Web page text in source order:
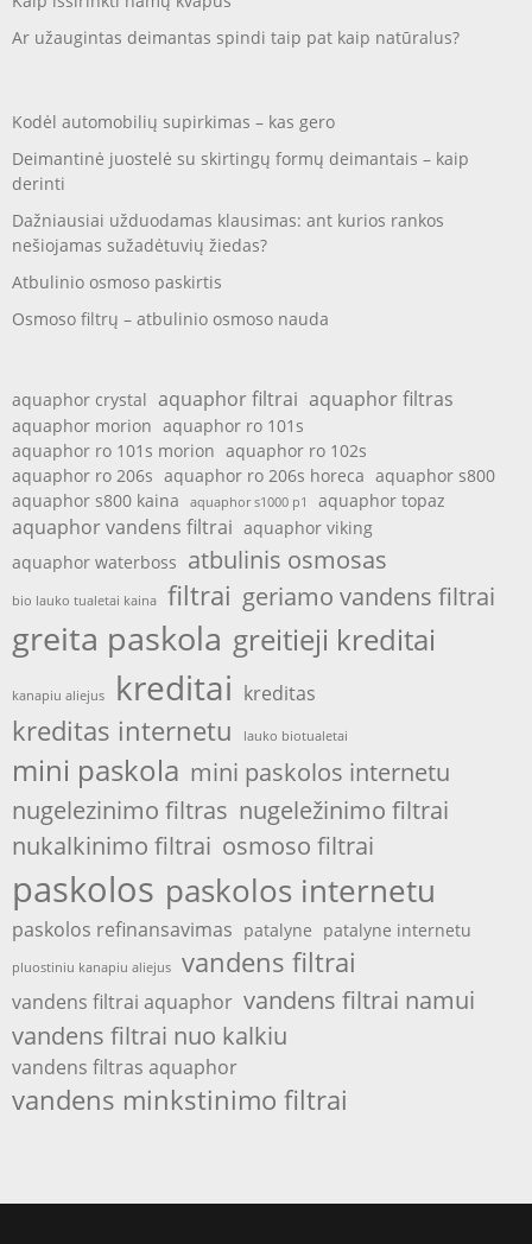
Ar užaugintas deimantas spindi taip pat kaip natūralus?
Kodėl automobilių supirkimas – kas gero
Deimantinė juostelė su skirtingų formų deimantais – kaip
derinti
Dažniausiai užduodamas klausimas: ant kurios rankos
nešiojamas sužadėtuvių žiedas?
Atbulinio osmoso paskirtis
Osmoso filtrų – atbulinio osmoso nauda
aquaphor crystal aquaphor filtrai aquaphor filtras
aquaphor morion aquaphor ro 101s
aquaphor ro 101s morion aquaphor ro 102s
aquaphor ro 206s aquaphor ro 206s horeca aquaphor s800
aquaphor s800 kaina
aquaphor s1000 p1 aquaphor topaz
aquaphor vandens filtrai aquaphor viking
aquaphor waterboss atbulinis osmosas
bio lauko tualetai kaina filtrai geriamo vandens filtrai
greita paskola greitieji kreditai
kanapiu aliejus kreditai kreditas
kreditas internetu lauko biotualetai
mini paskola mini paskolos internetu
nugelezinimo filtras nugeležinimo filtrai
nukalkinimo filtrai osmoso filtrai
paskolos paskolos internetu
paskolos refinansavimas patalyne patalyne internetu
pluostiniu kanapiu aliejus vandens filtrai
vandens filtrai aquaphor vandens filtrai namui
vandens filtrai nuo kalkiu
vandens filtras aquaphor
vandens minkstinimo filtrai